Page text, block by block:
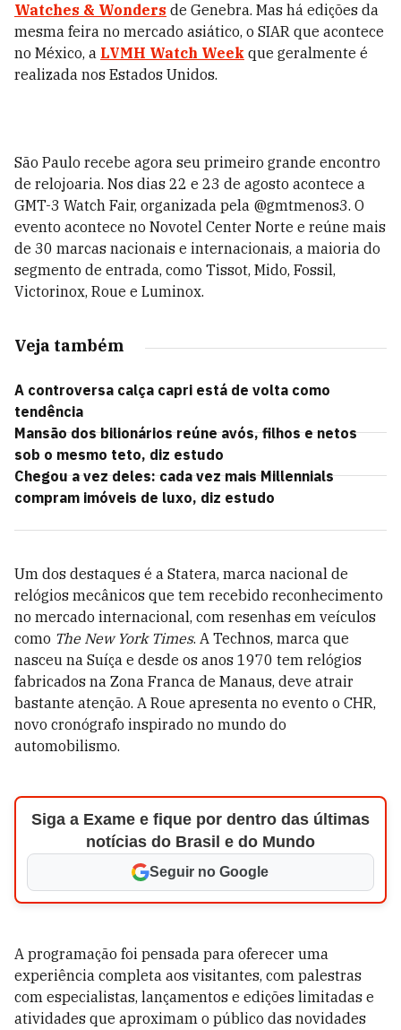
Watches & Wonders de Genebra. Mas há edições da
mesma feira no mercado asiático, o SIAR que acontece
no México, a LVMH Watch Week que geralmente é
realizada nos Estados Unidos.
São Paulo recebe agora seu primeiro grande encontro
de relojoaria. Nos dias 22 e 23 de agosto acontece a
GMT-3 Watch Fair, organizada pela @gmtmenos3. O
evento acontece no Novotel Center Norte e reúne mais
de 30 marcas nacionais e internacionais, a maioria do
segmento de entrada, como Tissot, Mido, Fossil,
Victorinox, Roue e Luminox.
Veja também
A controversa calça capri está de volta como
tendência
Mansão dos bilionários reúne avós, filhos e netos
sob o mesmo teto, diz estudo
Chegou a vez deles: cada vez mais Millennials
compram imóveis de luxo, diz estudo
Um dos destaques é a Statera, marca nacional de
relógios mecânicos que tem recebido reconhecimento
no mercado internacional, com resenhas em veículos
como The New York Times. A Technos, marca que
nasceu na Suíça e desde os anos 1970 tem relógios
fabricados na Zona Franca de Manaus, deve atrair
bastante atenção. A Roue apresenta no evento o CHR,
novo cronógrafo inspirado no mundo do
automobilismo.
Siga a Exame e fique por dentro das últimas
notícias do Brasil e do Mundo
Seguir no Google
A programação foi pensada para oferecer uma
experiência completa aos visitantes, com palestras
com especialistas, lançamentos e edições limitadas e
atividades que aproximam o público das novidades